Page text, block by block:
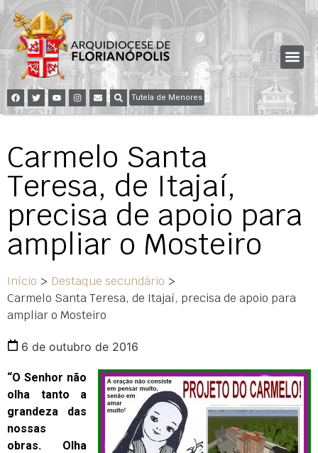
Tutela de Menores
Carmelo Santa
Teresa, de Itajaí,
precisa de apoio para
ampliar o Mosteiro
Início > Destaque secundário >
Carmelo Santa Teresa, de Itajaí, precisa de apoio para
ampliar o Mosteiro
6 de outubro de 2016
“O Senhor não
olha tanto a
grandeza das
nossas
obras. Olha